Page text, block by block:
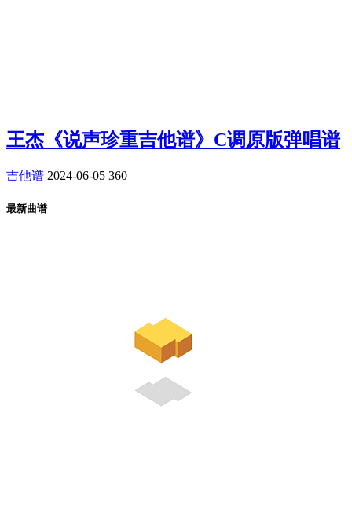
王杰《说声珍重吉他谱》C调原版弹唱谱
吉他谱 2024-06-05 360
最新曲谱